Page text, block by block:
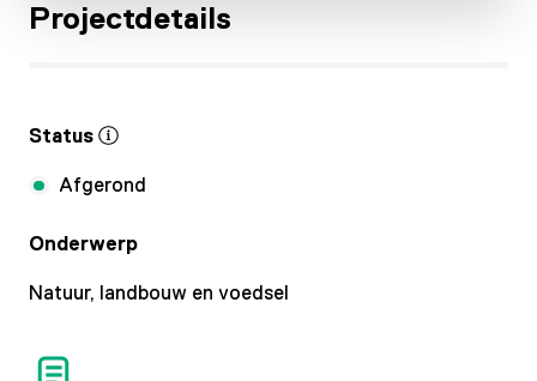
Projectdetails
Status
Afgerond
Onderwerp
Natuur, landbouw en voedsel